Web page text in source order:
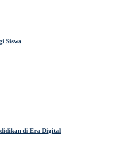
Siswa
di Era Digital